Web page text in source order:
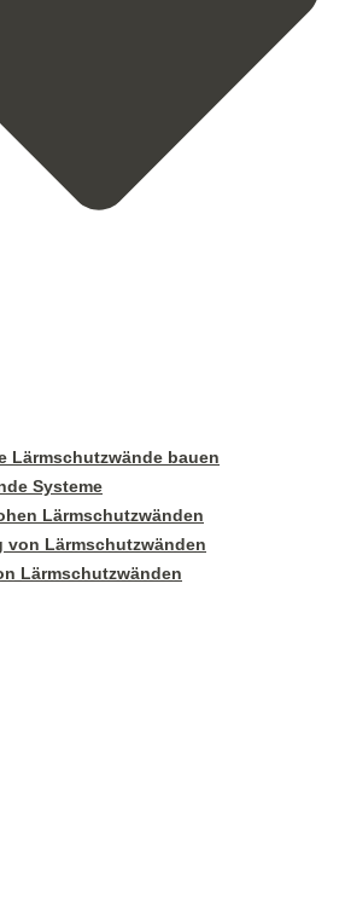
Lärmschutzwände bauen
Systeme
Lärmschutzwänden
von Lärmschutzwänden
Lärmschutzwänden